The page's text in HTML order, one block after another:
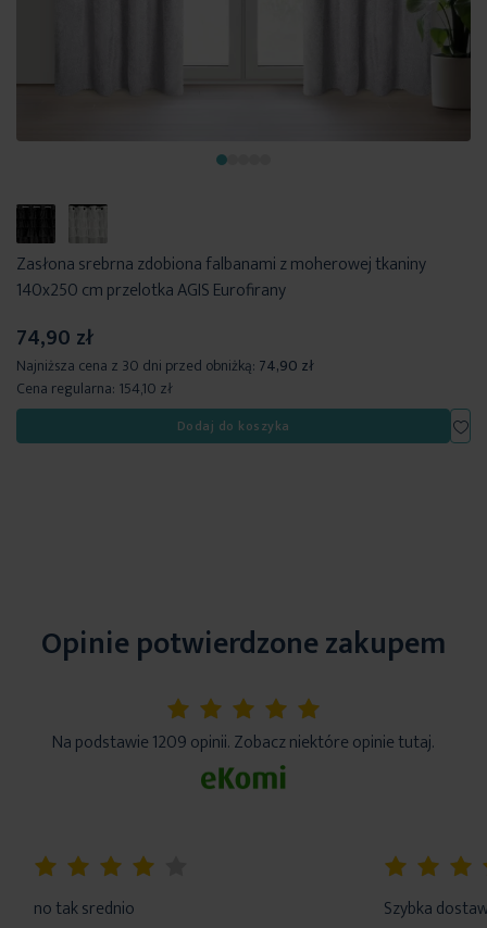
Zasłona srebrna zdobiona falbanami z moherowej tkaniny
140x250 cm przelotka AGIS Eurofirany
74,90 zł
Najniższa cena z 30 dni przed obniżką: 74,90 zł
Cena regularna: 154,10 zł
Dodaj do koszyka
Opinie potwierdzone zakupem
5%
Na podstawie 1209 opinii. Zobacz niektóre opinie tutaj.
no tak srednio
Szybka